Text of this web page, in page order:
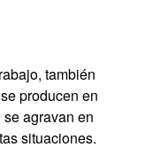
también
producen en
agravan en
situaciones.